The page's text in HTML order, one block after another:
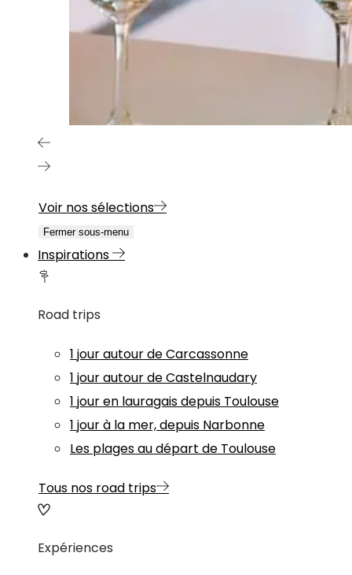
Voir nos sélections
Fermer sous-menu
Inspirations
Road trips
1 jour autour de Carcassonne
1 jour autour de Castelnaudary
1 jour en lauragais depuis Toulouse
1 jour à la mer, depuis Narbonne
Les plages au départ de Toulouse
Tous nos road trips
Expériences